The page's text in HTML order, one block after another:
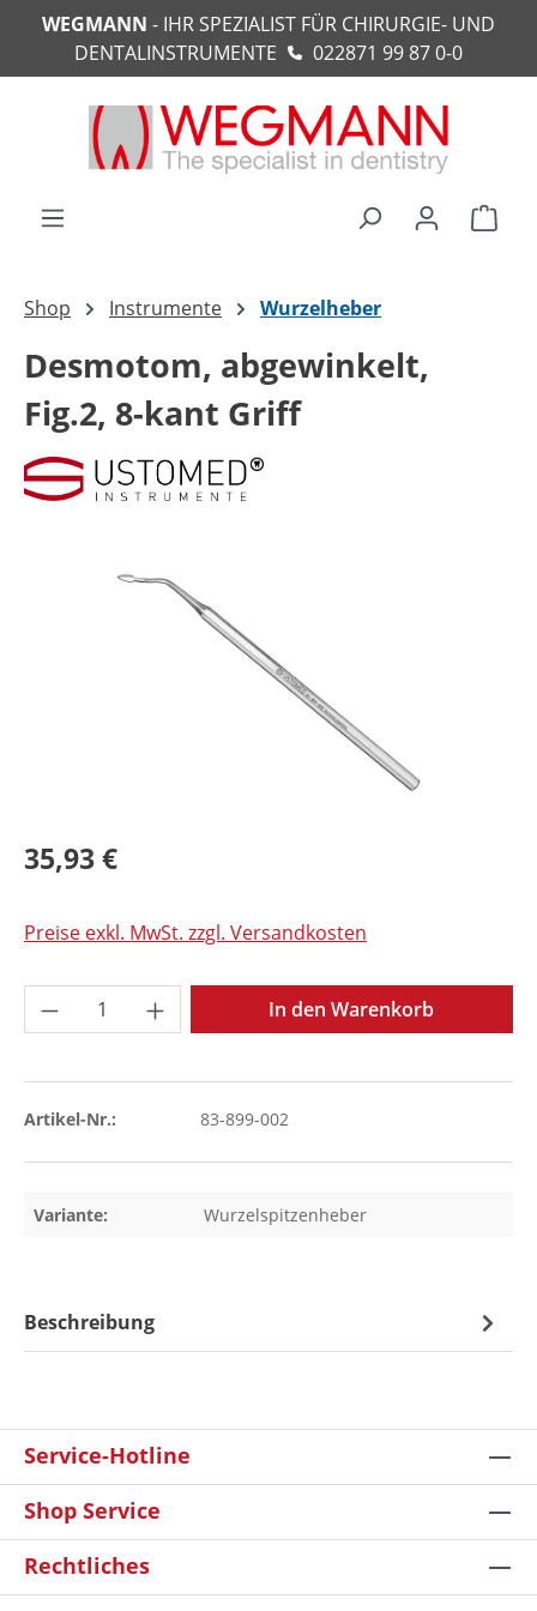
springen
WEGMANN - IHR SPEZIALIST FÜR CHIRURGIE- UND
DENTALINSTRUMENTE
022871 99 87 0-0
Shop Instrumente Wurzelheber
Desmotom, abgewinkelt,
Fig.2, 8-kant Griff
35,93 €
Preise exkl. MwSt. zzgl. Versandkosten
Produkt Anzahl: Gib den gewünschten
In den Warenkorb
Artikel-Nr.: 83-899-002
Variante: Wurzelspitzenheber
Beschreibung
Service-Hotline
Shop Service
Rechtliches